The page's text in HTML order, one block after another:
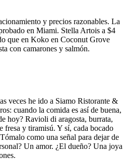
y precios razonables. La
en Miami. Stella Artois a $4
que en Koko en Coconut Grove
con camarones y salmón.
veces he ido a Siamo Ristorante &
cuando la comida es así de buena,
hoy? Ravioli di aragosta, burrata,
fresa y tiramisú. Y sí, cada bocado
como una señal para dejar de
Un amor. ¿El dueño? Una joya